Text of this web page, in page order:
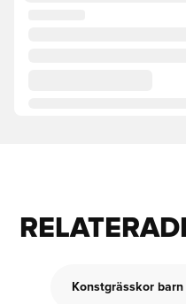
Konstgrässkor barn